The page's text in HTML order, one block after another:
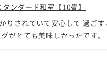
タンダード和室【10畳】
りされていて安心して 過ご
がとても美味しかったです。